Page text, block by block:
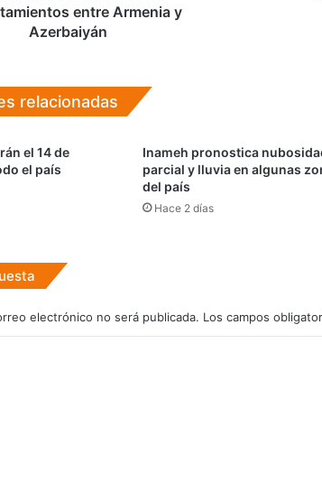
entre Armenia y
Azerbaiyán
relacionadas
el 14 de
el país
Inameh pronostica
parcial y lluvia en algunas
del país
Hace 2 días
electrónico no será publicada. Los campos